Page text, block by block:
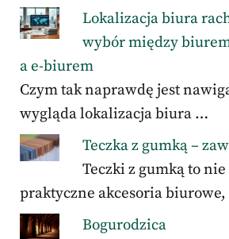
Lokalizacja biura
wybór między
a e-biurem
Czym tak naprawdę jest
wygląda lokalizacja biura …
Teczka z gumką –
Teczki z gumką to
praktyczne akcesoria
Bogurodzica